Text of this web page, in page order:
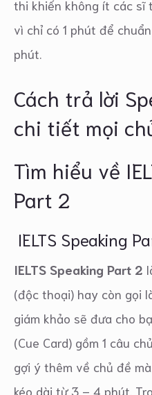
thi khiến không ít các sĩ
vì chỉ có 1 phút để
phút.
Cách trả lời
chi tiết mọi
Tìm hiểu về
Part 2
IELTS Speaking
IELTS Speaking Part 2
(độc thoại) hay còn gọi
giám khảo sẽ đưa cho
(Cue Card) gồm 1 câu
gợi ý thêm về chủ đề
kéo dài từ 3 – 4 phút.